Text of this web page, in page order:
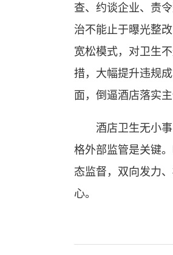
查、约谈企业、责
治不能止于曝光整
宽松模式，对卫生
措，大幅提升违规
面，倒逼酒店落实主
酒店卫生无小事
格外部监管是关键
态监督，双向发力
心。